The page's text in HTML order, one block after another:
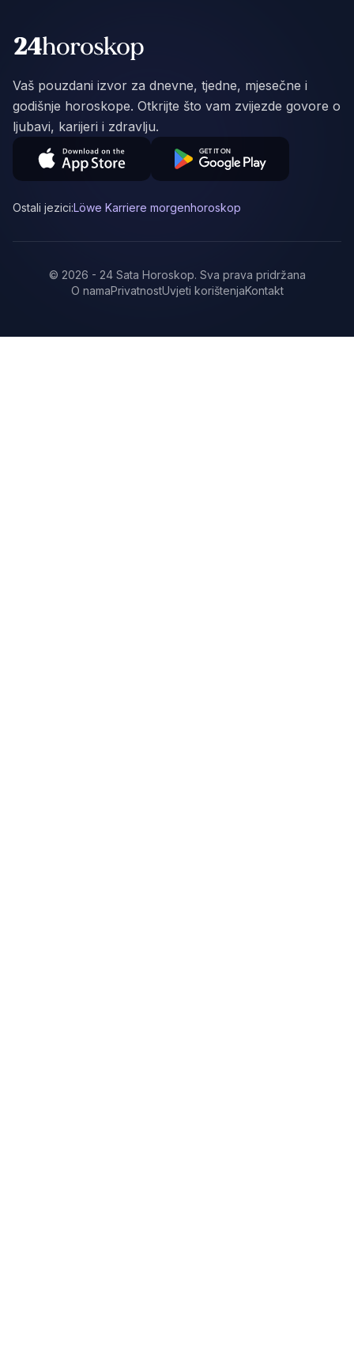
Vaš pouzdani izvor za dnevne, tjedne, mjesečne i
godišnje horoskope. Otkrijte što vam zvijezde govore o
ljubavi, karijeri i zdravlju.
Ostali jezici:Löwe Karriere morgenhoroskop
© 2026 - 24 Sata Horoskop. Sva prava pridržana
O namaPrivatnostUvjeti korištenjaKontakt